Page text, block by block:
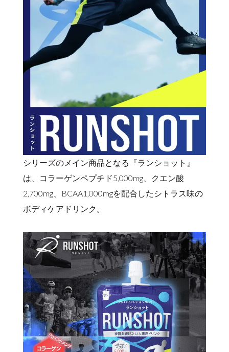
シリーズのメイン商品となる『ランショット』
は、コラーゲンペプチド5,000mg、クエン酸
2,700mg、BCAA1,000mgを配合したシトラス味の
ボディケアドリンク。